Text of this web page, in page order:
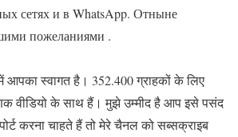
сетях и в WhatsApp. Отныне
пожеланиями .
आपका स्वागत है। 352.400 ग्राहकों के लिए
वीडियो के साथ हैं। मुझे उम्मीद है आप इसे पसंद
करना चाहते हैं तो मेरे चैनल को सब्सक्राइब